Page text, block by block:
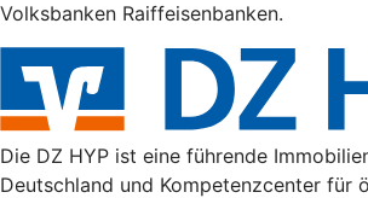
Volksbanken Raiffeisenbanken.
Die DZ HYP ist eine führende
Deutschland und Kompetenzcenter für